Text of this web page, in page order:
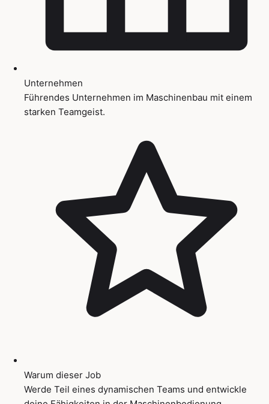
Unternehmen
Führendes Unternehmen im Maschinenbau mit einem
starken Teamgeist.
Warum dieser Job
Werde Teil eines dynamischen Teams und entwickle